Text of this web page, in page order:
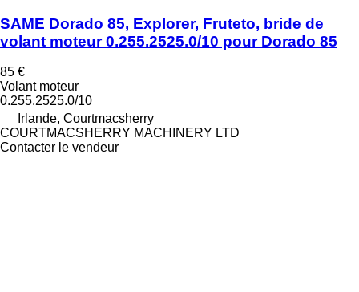
SAME Dorado 85, Explorer, Fruteto, bride de
volant moteur 0.255.2525.0/10 pour Dorado 85
85 €
Volant moteur
0.255.2525.0/10
Irlande, Courtmacsherry
COURTMACSHERRY MACHINERY LTD
Contacter le vendeur